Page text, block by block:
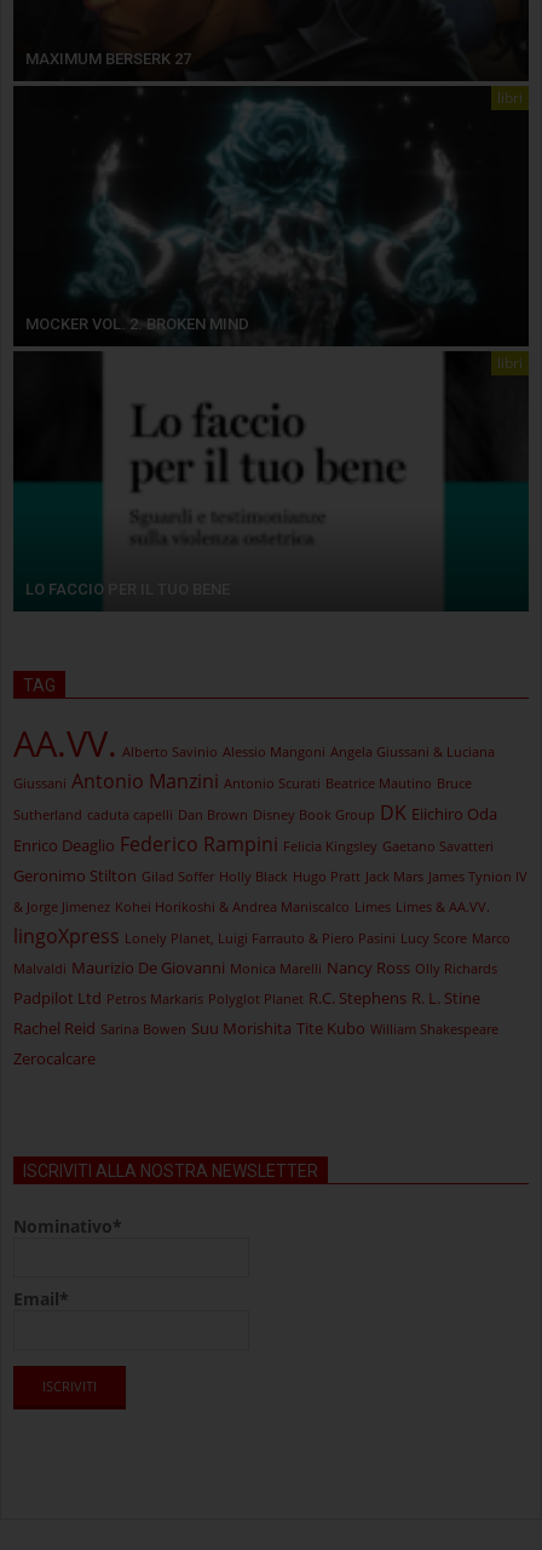
MAXIMUM BERSERK 27
libri
MOCKER VOL. 2. BROKEN MIND
libri
LO FACCIO PER IL TUO BENE
TAG
AA.VV. Alberto Savinio Alessio Mangoni Angela Giussani & Luciana
Giussani Antonio Manzini Antonio Scurati Beatrice Mautino Bruce
Sutherland caduta capelli Dan Brown Disney Book Group DK Eiichiro Oda
Enrico Deaglio Federico Rampini Felicia Kingsley Gaetano Savatteri
Geronimo Stilton Gilad Soffer Holly Black Hugo Pratt Jack Mars James Tynion IV
& Jorge Jimenez Kohei Horikoshi & Andrea Maniscalco Limes Limes & AA.VV.
lingoXpress Lonely Planet, Luigi Farrauto & Piero Pasini Lucy Score Marco
Malvaldi Maurizio De Giovanni Monica Marelli Nancy Ross Olly Richards
Padpilot Ltd Petros Markaris Polyglot Planet R.C. Stephens R. L. Stine
Rachel Reid Sarina Bowen Suu Morishita Tite Kubo William Shakespeare
Zerocalcare
ISCRIVITI ALLA NOSTRA NEWSLETTER
Nominativo*
Email*